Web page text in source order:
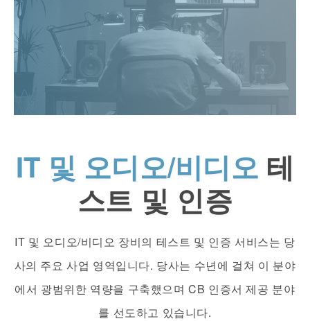
IT 및 오디오/비디오 테
스트 및 인증
IT 및 오디오/비디오 장비의 테스트 및 인증 서비스는 당
사의 주요 사업 영역입니다. 당사는 수년에 걸쳐 이 분야
에서 광범위한 역량을 구축했으며 CB 인증서 제공 분야
를 선도하고 있습니다.